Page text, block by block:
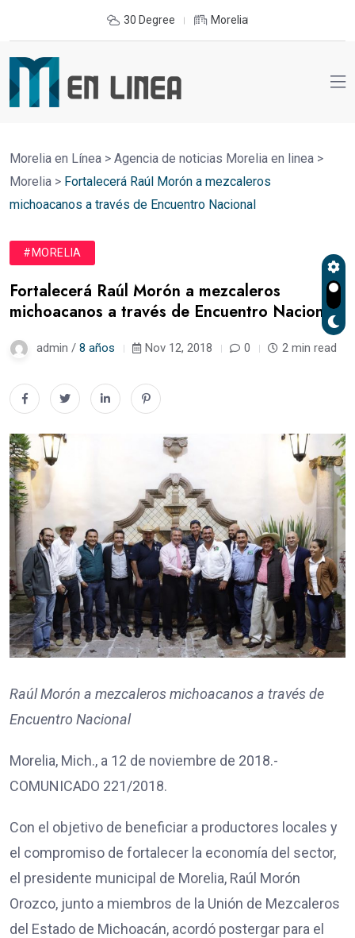
30 Degree Morelia
Morelia en Línea > Agencia de noticias Morelia en linea >
Morelia > Fortalecerá Raúl Morón a mezcaleros
michoacanos a través de Encuentro Nacional
#MORELIA
Fortalecerá Raúl Morón a mezcaleros
michoacanos a través de Encuentro Nacional
admin / 8 años Nov 12, 2018 0 2 min read
Raúl Morón a mezcaleros michoacanos a través de
Encuentro Nacional
Morelia, Mich., a 12 de noviembre de 2018.-
COMUNICADO 221/2018.
Con el objetivo de beneficiar a productores locales y
el compromiso de fortalecer la economía del sector,
el presidente municipal de Morelia, Raúl Morón
Orozco, junto a miembros de la Unión de Mezcaleros
del Estado de Michoacán, acordó postergar para el